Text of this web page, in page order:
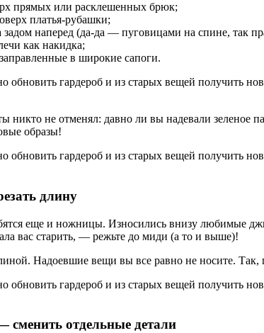
прямых или расклешенных брюк;
платья-рубашки;
задом наперед (да-да — пуговицами на спине, так
как накидка;
в широкие сапоги.
никто не отменял: давно ли вы надевали
образы!
длину
еще и ножницы. Износились внизу любимые
вас старить, — режьте до миди (а то и выше)!
Надоевшие вещи вы все равно не носите.
отдельные детали